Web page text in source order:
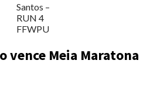
Santos –
RUN 4
FFWPU
vence Meia Maratona